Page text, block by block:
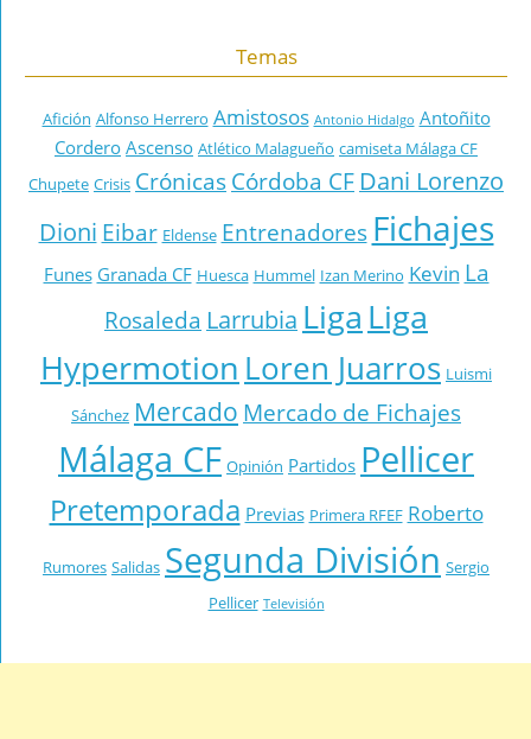
Temas
Afición Alfonso Herrero Amistosos Antonio Hidalgo Antoñito
CorderoAscenso Atlético Malagueño camiseta Málaga CF
Chupete Crisis Crónicas Córdoba CF Dani Lorenzo
Dioni Eibar Eldense Entrenadores Fichajes
Funes Granada CF Huesca Hummel Izan Merino Kevin La
Rosaleda Larrubia Liga Liga
Hypermotion Loren Juarros Luismi
Sánchez Mercado Mercado de Fichajes
Málaga CF Opinión Partidos Pellicer
Pretemporada Previas Primera RFEF Roberto
Rumores Salidas Segunda División Sergio
Pellicer Televisión